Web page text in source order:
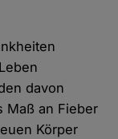
davon
Maß an Fieber
Körper